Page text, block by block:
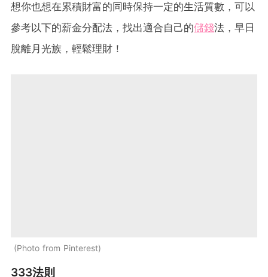
想你也想在累積財富的同時保持一定的生活質數，可以
參考以下的薪金分配法，找出適合自己的儲錢法，早日
脫離月光族，輕鬆理財！
Photo from Pinterest
333法則